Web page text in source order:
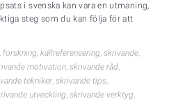
i svenska kan vara en utmaning,
steg som du kan följa för att
, forskning, källreferensering, skrivande,
motivation, skrivande råd,
tekniker, skrivande tips,
utveckling, skrivande verktyg,